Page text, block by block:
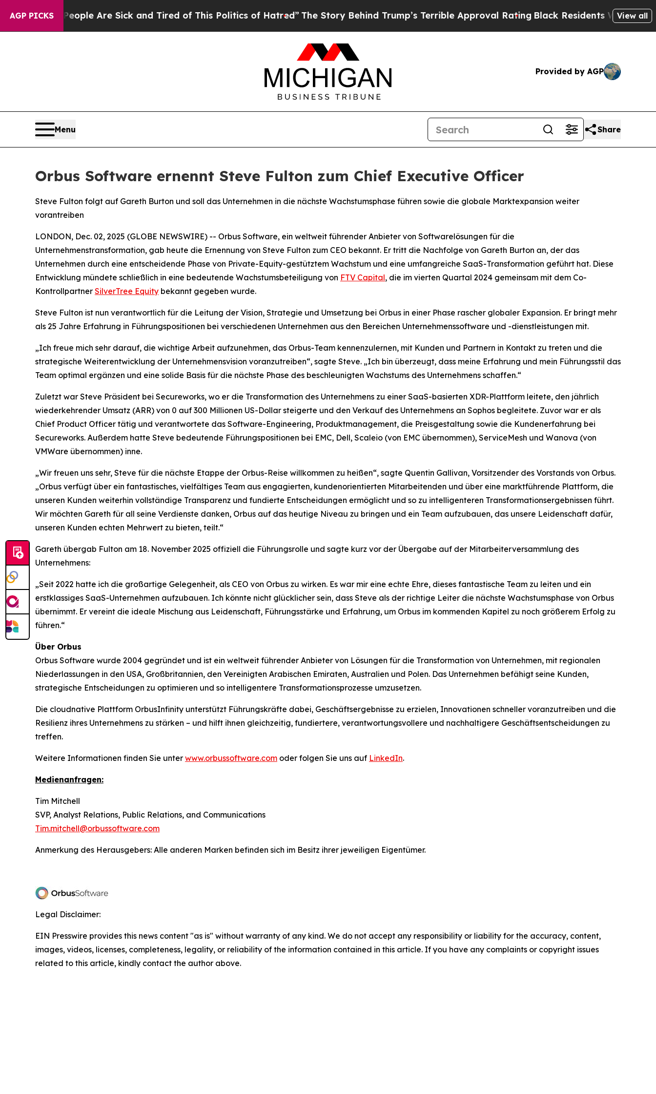
AGP PICKS
“People Are Sick and Tired of This Politics of Hatred”The Story Behind Trump’s Terrible Approval Rating Black Residents Warned ofView all
Provided by AGP
Menu Share
Orbus Software ernennt Steve Fulton zum Chief Executive Officer
Steve Fulton folgt auf Gareth Burton und soll das Unternehmen in die nächste Wachstumsphase führen sowie die globale Marktexpansion weiter
vorantreiben
LONDON, Dec. 02, 2025 (GLOBE NEWSWIRE) -- Orbus Software, ein weltweit führender Anbieter von Softwarelösungen für die
Unternehmenstransformation, gab heute die Ernennung von Steve Fulton zum CEO bekannt. Er tritt die Nachfolge von Gareth Burton an, der das
Unternehmen durch eine entscheidende Phase von Private-Equity-gestütztem Wachstum und eine umfangreiche SaaS-Transformation geführt hat. Diese
Entwicklung mündete schließlich in eine bedeutende Wachstumsbeteiligung von FTV Capital, die im vierten Quartal 2024 gemeinsam mit dem Co-
Kontrollpartner SilverTree Equity bekannt gegeben wurde.
Steve Fulton ist nun verantwortlich für die Leitung der Vision, Strategie und Umsetzung bei Orbus in einer Phase rascher globaler Expansion. Er bringt mehr
als 25 Jahre Erfahrung in Führungspositionen bei verschiedenen Unternehmen aus den Bereichen Unternehmenssoftware und -dienstleistungen mit.
„Ich freue mich sehr darauf, die wichtige Arbeit aufzunehmen, das Orbus-Team kennenzulernen, mit Kunden und Partnern in Kontakt zu treten und die
strategische Weiterentwicklung der Unternehmensvision voranzutreiben“, sagte Steve. „Ich bin überzeugt, dass meine Erfahrung und mein Führungsstil das
Team optimal ergänzen und eine solide Basis für die nächste Phase des beschleunigten Wachstums des Unternehmens schaffen.“
Zuletzt war Steve Präsident bei Secureworks, wo er die Transformation des Unternehmens zu einer SaaS-basierten XDR-Plattform leitete, den jährlich
wiederkehrender Umsatz (ARR) von 0 auf 300 Millionen US-Dollar steigerte und den Verkauf des Unternehmens an Sophos begleitete. Zuvor war er als
Chief Product Officer tätig und verantwortete das Software-Engineering, Produktmanagement, die Preisgestaltung sowie die Kundenerfahrung bei
Secureworks. Außerdem hatte Steve bedeutende Führungspositionen bei EMC, Dell, Scaleio (von EMC übernommen), ServiceMesh und Wanova (von
VMWare übernommen) inne.
„Wir freuen uns sehr, Steve für die nächste Etappe der Orbus-Reise willkommen zu heißen“, sagte Quentin Gallivan, Vorsitzender des Vorstands von Orbus.
„Orbus verfügt über ein fantastisches, vielfältiges Team aus engagierten, kundenorientierten Mitarbeitenden und über eine marktführende Plattform, die
unseren Kunden weiterhin vollständige Transparenz und fundierte Entscheidungen ermöglicht und so zu intelligenteren Transformationsergebnissen führt.
Wir möchten Gareth für all seine Verdienste danken, Orbus auf das heutige Niveau zu bringen und ein Team aufzubauen, das unsere Leidenschaft dafür,
unseren Kunden echten Mehrwert zu bieten, teilt.“
Gareth übergab Fulton am 18. November 2025 offiziell die Führungsrolle und sagte kurz vor der Übergabe auf der Mitarbeiterversammlung des
Unternehmens:
„Seit 2022 hatte ich die großartige Gelegenheit, als CEO von Orbus zu wirken. Es war mir eine echte Ehre, dieses fantastische Team zu leiten und ein
erstklassiges SaaS-Unternehmen aufzubauen. Ich könnte nicht glücklicher sein, dass Steve als der richtige Leiter die nächste Wachstumsphase von Orbus
übernimmt. Er vereint die ideale Mischung aus Leidenschaft, Führungsstärke und Erfahrung, um Orbus im kommenden Kapitel zu noch größerem Erfolg zu
führen.“
Über Orbus
Orbus Software wurde 2004 gegründet und ist ein weltweit führender Anbieter von Lösungen für die Transformation von Unternehmen, mit regionalen
Niederlassungen in den USA, Großbritannien, den Vereinigten Arabischen Emiraten, Australien und Polen. Das Unternehmen befähigt seine Kunden,
strategische Entscheidungen zu optimieren und so intelligentere Transformationsprozesse umzusetzen.
Die cloudnative Plattform OrbusInfinity unterstützt Führungskräfte dabei, Geschäftsergebnisse zu erzielen, Innovationen schneller voranzutreiben und die
Resilienz ihres Unternehmens zu stärken – und hilft ihnen gleichzeitig, fundiertere, verantwortungsvollere und nachhaltigere Geschäftsentscheidungen zu
treffen.
Weitere Informationen finden Sie unter www.orbussoftware.com oder folgen Sie uns auf LinkedIn.
Medienanfragen:
Tim Mitchell
SVP, Analyst Relations, Public Relations, and Communications
Tim.mitchell@orbussoftware.com
Anmerkung des Herausgebers: Alle anderen Marken befinden sich im Besitz ihrer jeweiligen Eigentümer.
Legal Disclaimer:
EIN Presswire provides this news content "as is" without warranty of any kind. We do not accept any responsibility or liability for the accuracy, content,
images, videos, licenses, completeness, legality, or reliability of the information contained in this article. If you have any complaints or copyright issues
related to this article, kindly contact the author above.